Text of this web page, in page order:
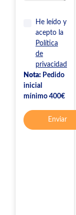
He leído y
acepto la
Política
de
privacidad
Nota: Pedido
inicial
mínimo 400€
Enviar